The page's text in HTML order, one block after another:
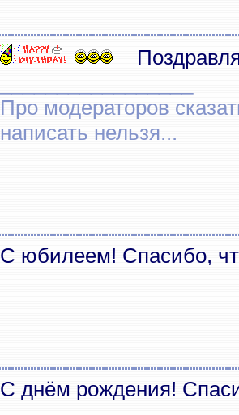
Про модераторов
написать нельзя...
С юбилеем! Спасибо,
С днём рождения!